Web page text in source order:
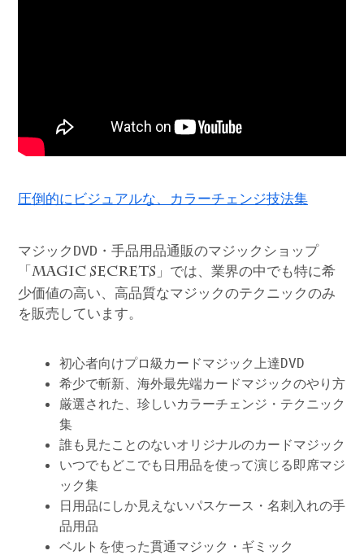
圧倒的にビジュアルな、カラーチェンジ技法集
マジックDVD・手品用品通販のマジックショップ
「 MAGIC SECRETS 」では、業界の中でも特に希
少価値の高い、高品質なマジックのテクニックのみ
を販売しています。
初心者向けプロ級カードマジック上達DVD
希少で斬新、海外最先端カードマジックのやり方
厳選された、珍しいカラーチェンジ・テクニック
集
誰も見たことのないオリジナルのカードマジック
いつでもどこでも日用品を使って演じる即席マジ
ック集
日用品にしか見えないパスケース・名刺入れの手
品用品
ベルトを使った貫通マジック・ギミック